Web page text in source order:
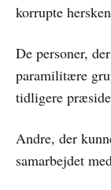
korrupte
De personer,
paramilitære
tidligere
Andre, der
samarbejdet